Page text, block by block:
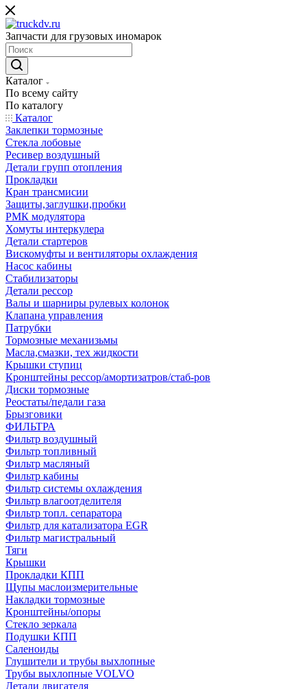
Запчасти для грузовых иномарок
Каталог
По всему сайту
По каталогу
Каталог
Заклепки тормозные
Стекла лобовые
Ресивер воздушный
Детали групп отопления
Прокладки
Кран трансмисии
Защиты,заглушки,пробки
РМК модулятора
Хомуты интеркулера
Детали стартеров
Вискомуфты и вентиляторы охлаждения
Насос кабины
Стабилизаторы
Детали рессор
Валы и шарниры рулевых колонок
Клапана управления
Патрубки
Тормозные механизьмы
Масла,смазки, тех жидкости
Крышки ступиц
Кронштейны рессор/амортизатров/стаб-ров
Диски тормозные
Реостаты/педали газа
Брызговики
ФИЛЬТРА
Фильтр воздушный
Фильтр топливный
Фильтр масляный
Фильтр кабины
Фильтр системы охлаждения
Фильтр влагоотделителя
Фильтр топл. сепаратора
Фильтр для катализатора EGR
Фильтр магистральный
Тяги
Крышки
Прокладки КПП
Щупы маслоизмерительные
Накладки тормозные
Кронштейны/опоры
Стекло зеркала
Подушки КПП
Саленоиды
Глушители и трубы выхлопные
Трубы выхлопные VOLVO
Детали двигателя